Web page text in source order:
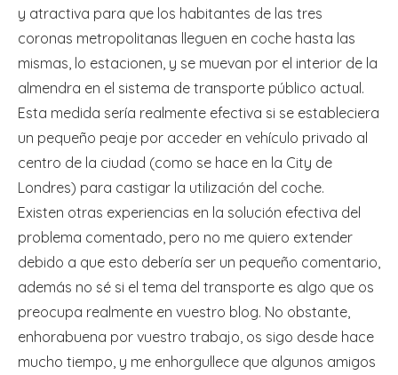
y atractiva para que los habitantes de las tres
coronas metropolitanas lleguen en coche hasta las
mismas, lo estacionen, y se muevan por el interior de la
almendra en el sistema de transporte público actual.
Esta medida sería realmente efectiva si se estableciera
un pequeño peaje por acceder en vehículo privado al
centro de la ciudad (como se hace en la City de
Londres) para castigar la utilización del coche.
Existen otras experiencias en la solución efectiva del
problema comentado, pero no me quiero extender
debido a que esto debería ser un pequeño comentario,
además no sé si el tema del transporte es algo que os
preocupa realmente en vuestro blog. No obstante,
enhorabuena por vuestro trabajo, os sigo desde hace
mucho tiempo, y me enhorgullece que algunos amigos